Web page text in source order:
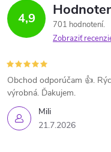
4,9
701 hodnotení
Zobraziť
Mili
21.7.2026
Obchod odporúčam 👍.
výrobná. Ďakujem.